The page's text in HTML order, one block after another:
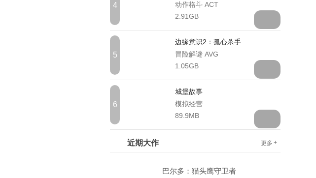
4
动作格斗 ACT
2.91GB
5
边缘意识2：孤心杀手
冒险解谜 AVG
1.05GB
6
城堡故事
模拟经营
89.9MB
近期大作 更多 +
巴尔多：猫头鹰守卫者